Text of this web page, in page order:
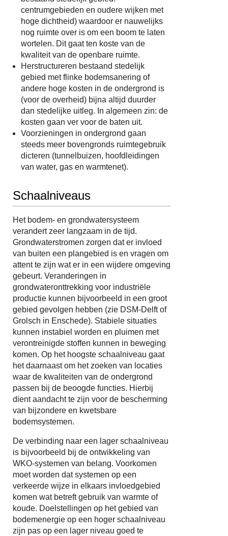
centrumgebieden en oudere wijken met
hoge dichtheid) waardoor er nauwelijks
nog ruimte over is om een boom te laten
wortelen. Dit gaat ten koste van de
kwaliteit van de openbare ruimte.
Herstructureren bestaand stedelijk
gebied met flinke bodemsanering of
andere hoge kosten in de ondergrond is
(voor de overheid) bijna altijd duurder
dan stedelijke uitleg. In algemeen zin: de
kosten gaan ver voor de baten uit.
Voorzieningen in ondergrond gaan
steeds meer bovengronds ruimtegebruik
dicteren (tunnelbuizen, hoofdleidingen
van water, gas en warmtenet).
Schaalniveaus
Het bodem- en grondwatersysteem
verandert zeer langzaam in de tijd.
Grondwaterstromen zorgen dat er invloed
van buiten een plangebied is en vragen om
attent te zijn wat er in een wijdere omgeving
gebeurt. Veranderingen in
grondwateronttrekking voor industriële
productie kunnen bijvoorbeeld in een groot
gebied gevolgen hebben (zie DSM-Delft of
Grolsch in Enschede). Stabiele situaties
kunnen instabiel worden en pluimen met
verontreinigde stoffen kunnen in beweging
komen. Op het hoogste schaalniveau gaat
het daarnaast om het zoeken van locaties
waar de kwaliteiten van de ondergrond
passen bij de beoogde functies. Hierbij
dient aandacht te zijn voor de bescherming
van bijzondere en kwetsbare
bodemsystemen.
De verbinding naar een lager schaalniveau
is bijvoorbeeld bij de ontwikkeling van
WKO-systemen van belang. Voorkomen
moet worden dat systemen op een
verkeerde wijze in elkaars invloedgebied
komen wat betreft gebruik van warmte of
koude. Doelstellingen op het gebied van
bodemenergie op een hoger schaalniveau
zijn pas op een lager niveau goed te